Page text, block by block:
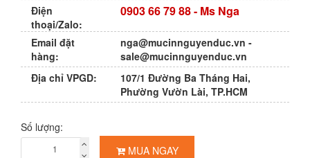
Điện
thoại/Zalo:
0903 66 79 88- Ms Nga
Email đặt
hàng:
nga@mucinnguyenduc.vn -
sale@mucinnguyenduc.vn
Địa chỉ VPGD:
107/1 Đường Ba Tháng Hai,
Phường Vườn Lài, TP.HCM
Số lượng:
MUA NGAY